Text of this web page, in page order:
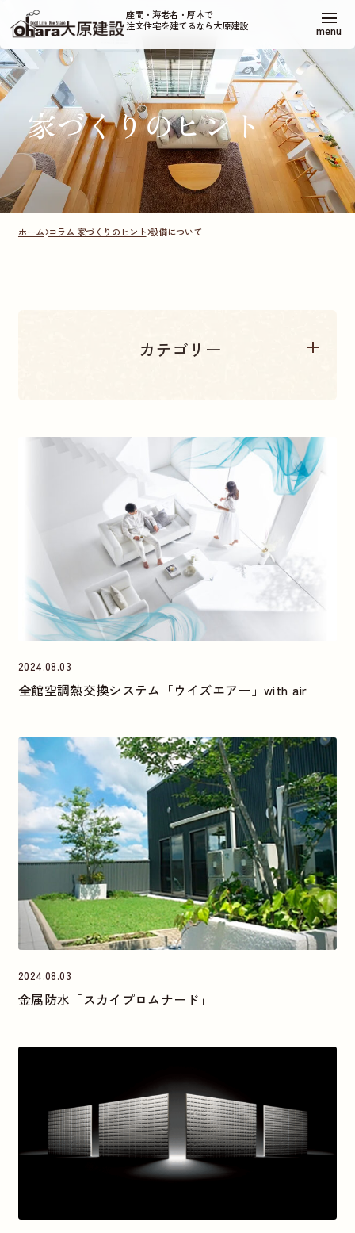
座間・海老名・厚木で
注文住宅を建てるなら大原建設
menu
家づくりのヒント
ホーム コラム 家づくりのヒント 設備について
カテゴリー
家づくりガイド
土地探しについて
イベントについて
設備について
その他
2024.08.03
全館空調熱交換システム「ウイズエアー」with air
2024.08.03
金属防水「スカイプロムナード」